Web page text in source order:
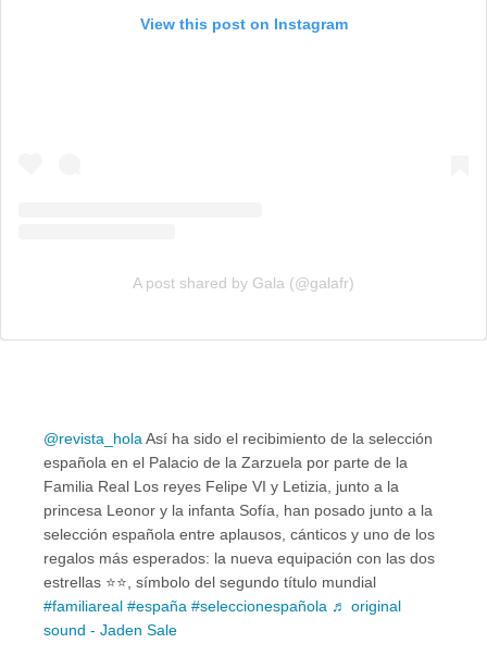
View this post on Instagram
A post shared by Gala (@galafr)
@revista_hola Así ha sido el recibimiento de la selección
española en el Palacio de la Zarzuela por parte de la
Familia Real Los reyes Felipe VI y Letizia, junto a la
princesa Leonor y la infanta Sofía, han posado junto a la
selección española entre aplausos, cánticos y uno de los
regalos más esperados: la nueva equipación con las dos
estrellas ⭐️⭐️, símbolo del segundo título mundial
#familiareal #españa #seleccionespañola ♬ original
sound - Jaden Sale